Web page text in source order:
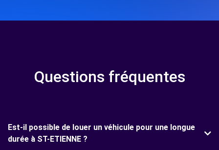
Questions fréquentes
Est-il possible de louer un véhicule pour une longue
durée à ST-ETIENNE ?